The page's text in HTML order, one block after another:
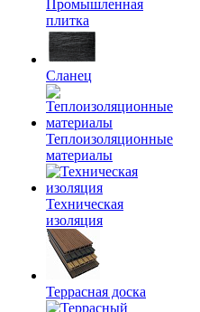
Промышленная
плитка
Сланец
Теплоизоляционные
материалы
Техническая
изоляция
Террасная доска